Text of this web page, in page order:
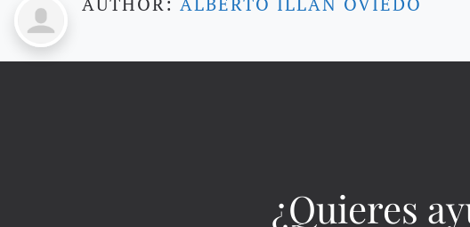
¿Quieres